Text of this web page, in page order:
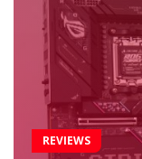
REVIEWS